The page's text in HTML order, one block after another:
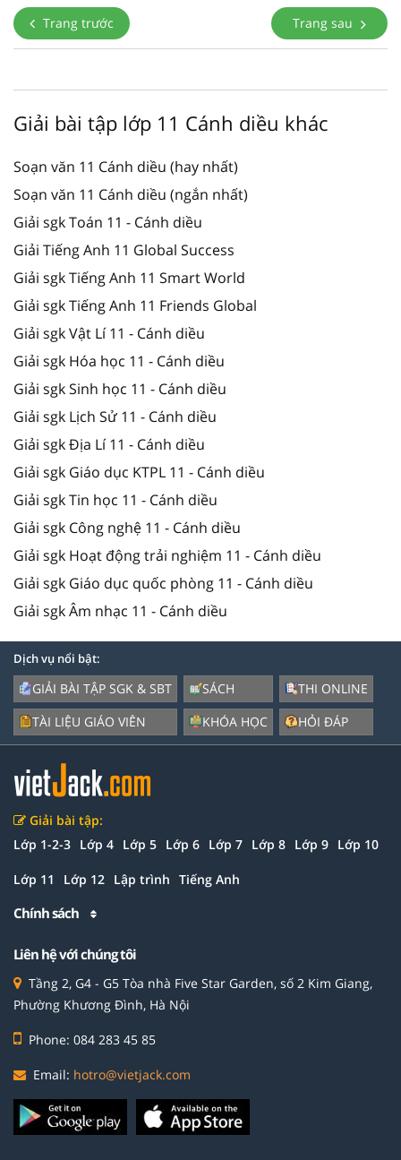
Trang trước Trang sau
Giải bài tập lớp 11 Cánh diều khác
Soạn văn 11 Cánh diều (hay nhất)
Soạn văn 11 Cánh diều (ngắn nhất)
Giải sgk Toán 11 - Cánh diều
Giải Tiếng Anh 11 Global Success
Giải sgk Tiếng Anh 11 Smart World
Giải sgk Tiếng Anh 11 Friends Global
Giải sgk Vật Lí 11 - Cánh diều
Giải sgk Hóa học 11 - Cánh diều
Giải sgk Sinh học 11 - Cánh diều
Giải sgk Lịch Sử 11 - Cánh diều
Giải sgk Địa Lí 11 - Cánh diều
Giải sgk Giáo dục KTPL 11 - Cánh diều
Giải sgk Tin học 11 - Cánh diều
Giải sgk Công nghệ 11 - Cánh diều
Giải sgk Hoạt động trải nghiệm 11 - Cánh diều
Giải sgk Giáo dục quốc phòng 11 - Cánh diều
Giải sgk Âm nhạc 11 - Cánh diều
Dịch vụ nổi bật:
GIẢI BÀI TẬP SGK & SBT
TÀI LIỆU GIÁO VIÊN
SÁCH
KHÓA HỌC
THI ONLINE
HỎI ĐÁP
Giải bài tập:
Lớp 1-2-3 Lớp 4 Lớp 5 Lớp 6 Lớp 7 Lớp 8 Lớp 9 Lớp 10
Lớp 11 Lớp 12 Lập trình Tiếng Anh
Chính sách
Liên hệ với chúng tôi
Tầng 2, G4 - G5 Tòa nhà Five Star Garden, số 2 Kim Giang,
Phường Khương Đình, Hà Nội
Phone: 084 283 45 85
Email: hotro@vietjack.com